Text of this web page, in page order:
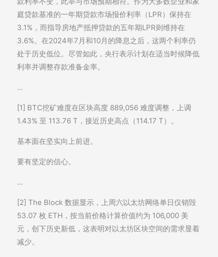
庭贷款基准的一年期贷款市场报价利率（LPR）保持在
3.1%，而指导房地产抵押贷款的五年期LPR则维持在
3.6%。在2024年7月和10月的降息之后，这两个利率仍
处于历史低位。尽管如此，央行表示计划在适当时候降低
利率并调整存款准备金率。
…
[1] BTC挖矿难度在区块高度 889,056 难度调整，上调
1.43% 至 113.76 T，接近历史高点（114.17 T）。
基本面在坚实向上前进。
要有坚定的信心。
…
[2] The Block 数据显示，上周六以太坊网络单日仅销毁
53.07 枚 ETH，按当前价格计算价值约为 106,000 美
元，创下历史新低，这表明对以太坊区块空间的需求显着
减少。